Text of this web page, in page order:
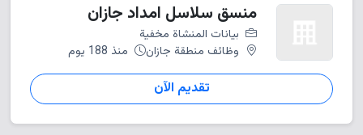
منسق سلاسل امداد جازان
بيانات المنشاة مخفية
وظائف منطقة جازان
منذ 188 يوم
تقديم الآن